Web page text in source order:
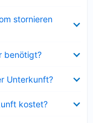
stornieren
benötigt?
Unterkunft?
kostet?